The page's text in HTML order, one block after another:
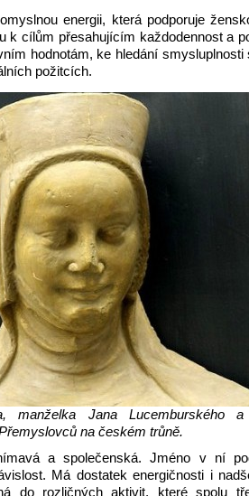
energii, která podporuje
k cílům přesahujícím každodennost a
hodnotám, ke hledání smysluplnosti
požitcích.
manželka Jana Lucemburského
na českém trůně.
a společenská. Jméno v ní
Má dostatek energičnosti i
do rozličných aktivit, které spolu